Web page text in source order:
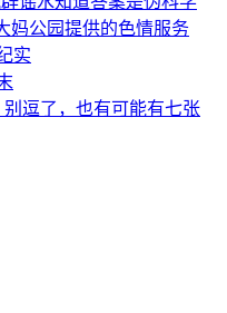
妈公园提供的色情服务
实
逗了，也有可能有七张